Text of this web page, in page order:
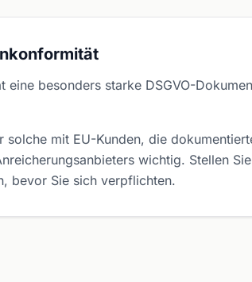
eine besonders starke DSGVO-
solche mit EU-Kunden, die
wichtig. Stellen
bevor Sie sich verpflichten.